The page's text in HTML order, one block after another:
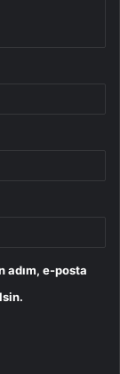
adım, e-posta